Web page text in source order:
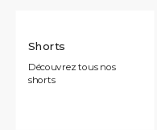
Shorts
Découvrez tous nos
shorts